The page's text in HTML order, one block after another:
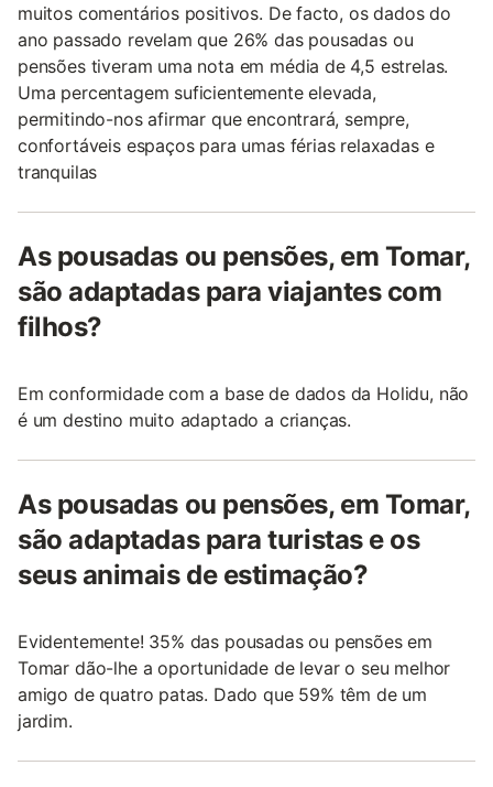
muitos comentários positivos. De facto, os dados do
ano passado revelam que 26% das pousadas ou
pensões tiveram uma nota em média de 4,5 estrelas.
Uma percentagem suficientemente elevada,
permitindo-nos afirmar que encontrará, sempre,
confortáveis espaços para umas férias relaxadas e
tranquilas
As pousadas ou pensões, em Tomar,
são adaptadas para viajantes com
filhos?
Em conformidade com a base de dados da Holidu, não
é um destino muito adaptado a crianças.
As pousadas ou pensões, em Tomar,
são adaptadas para turistas e os
seus animais de estimação?
Evidentemente! 35% das pousadas ou pensões em
Tomar dão-lhe a oportunidade de levar o seu melhor
amigo de quatro patas. Dado que 59% têm de um
jardim.